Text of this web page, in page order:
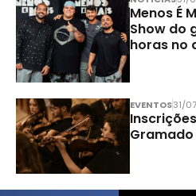
Menos É
Show do
horas no
EVENTOS31/